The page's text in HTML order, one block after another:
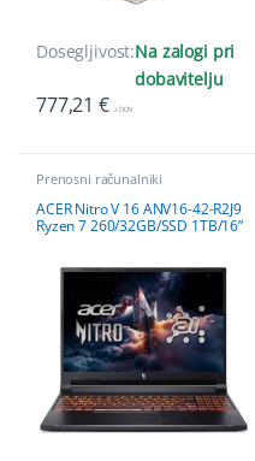
Dosegljivost:Na zalogi pri
dobavitelju
777,21€ z DDV
Prenosni računalniki
ACER Nitro V 16 ANV16-42-R2J9
Ryzen 7 260/32GB/SSD 1TB/16”